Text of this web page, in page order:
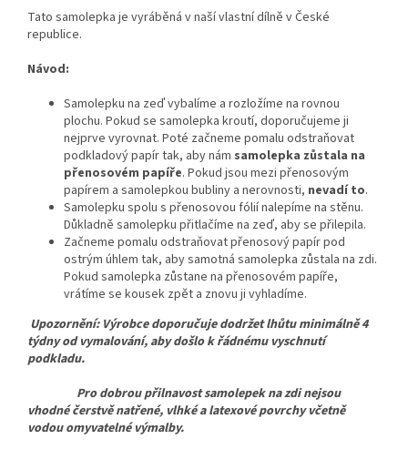
Tato samolepka je vyráběná v naší vlastní dílně v České
republice.
Návod:
Samolepku na zeď vybalíme a rozložíme na rovnou
plochu. Pokud se samolepka kroutí, doporučujeme ji
nejprve vyrovnat. Poté začneme pomalu odstraňovat
podkladový papír tak, aby nám samolepka zůstala na
přenosovém papíře. Pokud jsou mezi přenosovým
papírem a samolepkou bubliny a nerovnosti, nevadí to.
Samolepku spolu s přenosovou fólií nalepíme na stěnu.
Důkladně samolepku přitlačíme na zeď, aby se přilepila.
Začneme pomalu odstraňovat přenosový papír pod
ostrým úhlem tak, aby samotná samolepka zůstala na zdi.
Pokud samolepka zůstane na přenosovém papíře,
vrátíme se kousek zpět a znovu ji vyhladíme.
Upozornění: Výrobce doporučuje dodržet lhůtu minimálně 4
týdny od vymalování, aby došlo k řádnému vyschnutí
podkladu.
Pro dobrou přilnavost samolepek na zdi nejsou
vhodné čerstvě natřené, vlhké a latexové povrchy včetně
vodou omyvatelné výmalby.